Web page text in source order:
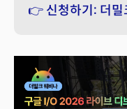
👉 신청하기: 더